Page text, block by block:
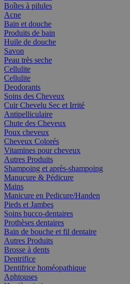
Boîtes à pilules
Acne
Bain et douche
Produits de bain
Huile de douche
Savon
Peau très seche
Cellulite
Cellulite
Deodorants
Soins des Cheveux
Cuir Chevelu Sec et Irrité
Antipelliculaire
Chute des Cheveux
Poux cheveux
Cheveux Colorés
Vitamines pour cheveux
Autres Produits
Shampoing et après-shampoing
Manucure & Pédicure
Mains
Manicure en Pedicure/Handen
Pieds et Jambes
Soins bucco-dentaires
Prothèses dentaires
Bain de bouche et fil dentaire
Autres Produits
Brosse à dents
Dentrifice
Dentifrice homéopathique
Aphtouses